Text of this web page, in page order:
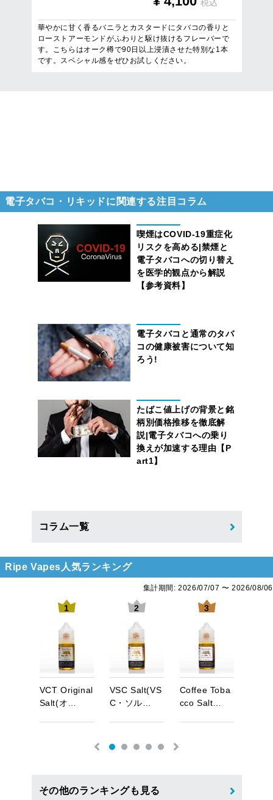
税込
華やかに甘く香るバニラとカスタードにタバコの香りと
ローストアーモンドがふわりと駆け抜けるフレーバーで
す。こちらはオーク樽で90日以上浸漬させた特別な1本
です。スペシャル感をぜひお試しください。
電子タバコ・リキッドに関連する注目コラム
喫煙はCOVID-19重症化
リスクを高める|禁煙と
電子タバコへの切り替え
を医学的観点から解説
【参考資料】
電子タバコと通常のタバ
コの健康被害について知
ろう!
たばこ値上げの背景と銘
柄別価格推移を徹底解
説|電子タバコへの乗り
換えが加速する理由【P
art1】
コラム一覧
Ripe Vapes人気ランキング
集計期間: 2026/07/07 〜 2026/08/06
1
VCT Original
Salt(オ
2
VSC Salt(VS
C ・ ソ ル
3
Coffee Toba
cco Salt
その他のランキングも見る